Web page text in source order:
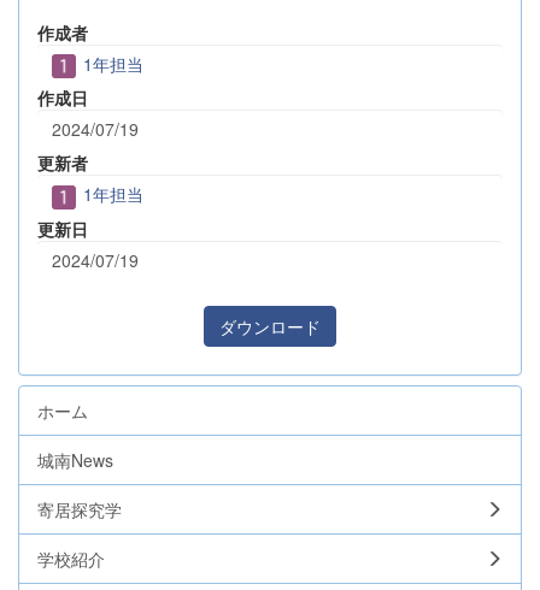
作成者
1年担当
作成日
2024/07/19
更新者
1年担当
更新日
2024/07/19
ダウンロード
ホーム
城南News
寄居探究学
学校紹介